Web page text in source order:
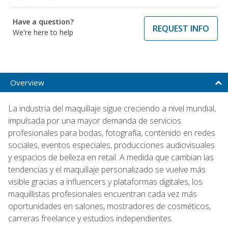
Have a question?
We're here to help
REQUEST INFO
Overview
La industria del maquillaje sigue creciendo a nivel mundial,
impulsada por una mayor demanda de servicios
profesionales para bodas, fotografía, contenido en redes
sociales, eventos especiales, producciones audiovisuales
y espacios de belleza en retail. A medida que cambian las
tendencias y el maquillaje personalizado se vuelve más
visible gracias a influencers y plataformas digitales, los
maquillistas profesionales encuentran cada vez más
oportunidades en salones, mostradores de cosméticos,
carreras freelance y estudios independientes.